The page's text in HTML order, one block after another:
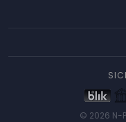
© 2026 N-